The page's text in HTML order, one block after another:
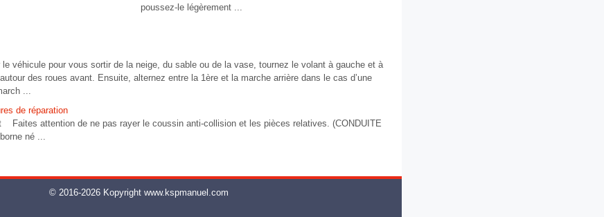
poussez-le légèrement ...
véhicule pour vous sortir de la neige, du sable ou de la vase, tournez le volant à gauche et à
des roues avant. Ensuite, alternez entre la 1ère et la marche arrière dans le cas d’une
...
de réparation
Faites attention de ne pas rayer le coussin anti-collision et les pièces relatives. (CONDUITE
né ...
© 2016-2026 Kopyright www.kspmanuel.com